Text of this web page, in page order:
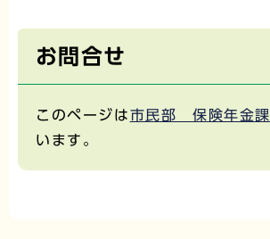
お問合せ
このページは市民部 保険年金課
います。